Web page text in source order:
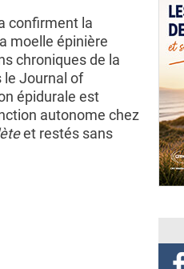
confirment la
moelle épinière
chroniques de la
le Journal of
épidurale est
autonome chez
et restés sans